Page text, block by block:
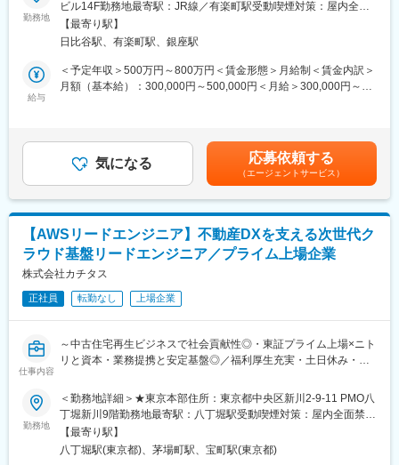
■働き方
土日祝休み、年休120日で有給取得率も年間付与数に対して前年
81％としっかりメリハリをもって働くことができ、ワークライフ
ざいますが残業時間は平均20時間以内です。
結し、お客様の幅広いニーズにワンストップなサービスを提供す
ることを強みとしています。
変更の範囲：会社の定める業務
■募集背景：
現在、DX事業部では、各事業部からの支援要請が急増している事
から、業務課題の分析からベンダーコントロールに至る一連のプ
ロセスにおいて、特に「既存システムとの連携・改修を含むシス
【具体的には】
・業務課題のヒアリングと分析
・解決技術の選定および委託ベンダーの選定
上記に伴い顕在化している「上流設計」の不足を補える人財を募
集しています。
業務整理の過程で、新規開発のみならず「既存システムとの連携
や改修」が不可欠なケースが増加している為、この領域を担うシ
ステムデザイン能力を持つ人員の採用を進めている状況です。
■組織構成：
情報システム部（男性部長＋次長+外注社員10名）
デジタル化推進室（男性部長＋社員２名+契約社員1名）
■企業風土：
当社にはお客様のお困りごとを解決するという目的に向けて、方
針に沿っていれば「仕事を任せてもらえる」社風があります。20
代から30代と同年代の社員が多数活躍するフラットな環境で、他
勤務地
ビル14F勤務地最寄駅：JR線／有楽町駅受動喫煙対策：屋内全面
禁煙変更の範囲：会社の定める事業所
【最寄り駅】
日比谷駅、有楽町駅、銀座駅
給与
＜予定年収＞500万円～800万円＜賃金形態＞月給制＜賃金内訳＞
月額（基本給）：300,000円～500,000円＜月給＞300,000円～
1万円、扶養者は月2万円）■家族手当■資格手当（宅健所有者は月
1万円他同社規定により支給）■役職手当■育児手当■退職金制度賃
金はあくまでも目安の金額であり、選考を通じて上下する可能性
があります。月給(月額)は固定手当を含めた表記です。
気になる 応募依頼する
（エージェントサービス）
【AWSリードエンジニア】不動産DXを支える次世代ク
ラウド基盤リードエンジニア／プライム上場企業
株式会社カチタス
正社員 転勤なし 上場企業
仕事内容
～中古住宅再生ビジネスで社会貢献性◎・東証プライム上場×ニト
リと資本・業務提携と安定基盤◎／福利厚生充実・土日休み・転
■募集背景
カチタスは築古戸建領域で12年連続マーケットリーダークラスを
維持し、日本の空き家課題の解決に挑んでいます。今後は「年間
棟数10,000棟」という大きな目標を掲げ、事業成長を支えるため
勤務地
＜勤務地詳細＞★東京本部住所：東京都中央区新川2-9-11 PMO八
丁堀新川9階勤務地最寄駅：八丁堀駅受動喫煙対策：屋内全面禁煙
変更の範囲：会社の定める事業所
【最寄り駅】
八丁堀駅(東京都)、茅場町駅、宝町駅(東京都)